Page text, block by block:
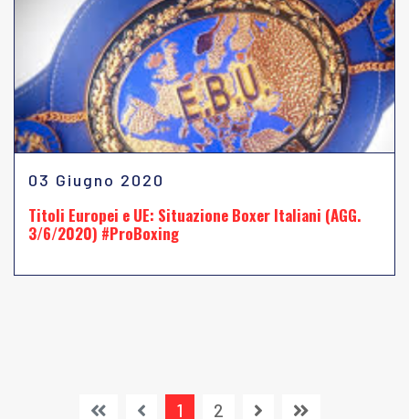
03 Giugno 2020
Titoli Europei e UE: Situazione Boxer Italiani (AGG.
3/6/2020) #ProBoxing
1 2